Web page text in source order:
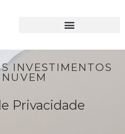
INVESTIMENTOS
Privacidade